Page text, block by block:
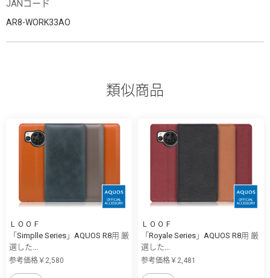
JANコード
AR8-WORK33AO
類似商品
ＬＯＯＦ
「Simplle Series」AQUOS R8用 厳
選した...
参考価格￥2,580
ＬＯＯＦ
「Royale Series」AQUOS R8用 厳
選した...
参考価格￥2,481